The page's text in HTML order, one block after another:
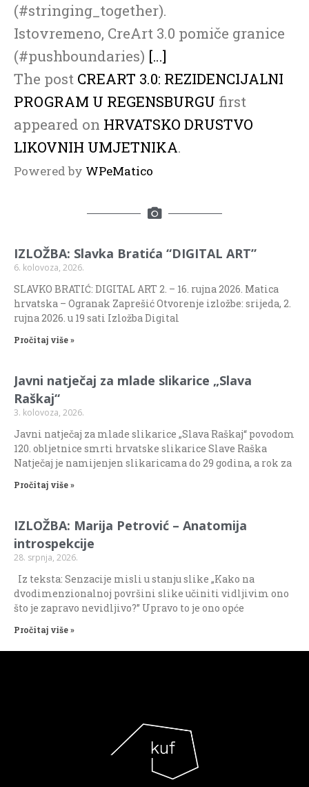
(#stringing_together).
Istovremeno, CreArt 3.0 pomiče granice
(#pushboundaries) […]
The post CREART 3.0: REZIDENCIJALNI
PROGRAM U REGENSBURGU first
appeared on HRVATSKO DRUSTVO
LIKOVNIH UMJETNIKA.
Powered by WPeMatico
IZLOŽBA: Slavka Bratića “DIGITAL ART”
6. kolovoza, 2026.
SLAVKO BRATIĆ: DIGITAL ART 2. – 16. rujna 2026. Matica
hrvatska – Ogranak Zaprešić Otvorenje izložbe: srijeda, 2.
rujna 2026. u 19 sati Izložba Digital
Pročitaj više »
Javni natječaj za mlade slikarice „Slava
Raškaj“
3. kolovoza, 2026.
Javni natječaj za mlade slikarice „Slava Raškaj“ povodom
120. obljetnice smrti hrvatske slikarice Slave Raška
Natječaj je namijenjen slikaricama do 29 godina, a rok za
Pročitaj više »
IZLOŽBA: Marija Petrović – Anatomija
introspekcije
28. srpnja, 2026.
Iz teksta: Senzacije misli u stanju slike „Kako na
dvodimenzionalnoj površini slike učiniti vidljivim ono
što je zapravo nevidljivo?” Upravo to je ono opće
Pročitaj više »